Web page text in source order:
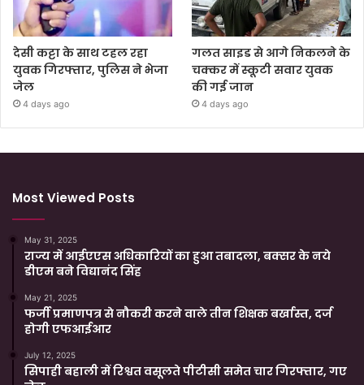
देसी कट्टा के साथ टहल रहा
युवक गिरफ्तार, पुलिस ने भेजा
जेल
4 days ago
गलत साइड से आगे निकलने के
चक्कर में स्कूटी सवार युवक
की गई जान
4 days ago
Most Viewed Posts
May 31, 2025
राज्य में आईएएस अधिकारियों का हुआ तबादला, बक्सर के नये
डीएम बने विद्यानंद सिंह
May 21, 2025
फर्जी प्रमाणपत्र से नौकरी करने वाले तीन शिक्षक बर्खास्त, दर्ज
होगी एफआईआर
July 12, 2025
सिपाही बहाली में रिश्वत वसूलते पीटीसी समेत चार गिरफ्तार, गए